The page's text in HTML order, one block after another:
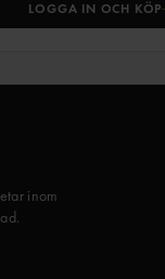
LOGGA IN OCH KÖP
inom